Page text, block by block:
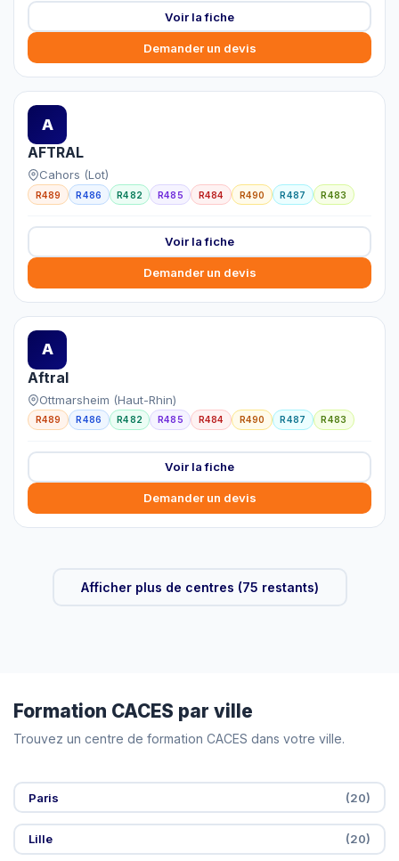
Voir la fiche
Demander un devis
A
AFTRAL
Cahors (Lot)
R489 R486 R482 R485 R484 R490 R487 R483
Voir la fiche
Demander un devis
A
Aftral
Ottmarsheim (Haut-Rhin)
R489 R486 R482 R485 R484 R490 R487 R483
Voir la fiche
Demander un devis
Afficher plus de centres (75 restants)
Formation CACES par ville
Trouvez un centre de formation CACES dans votre ville.
Paris (20)
Lille (20)